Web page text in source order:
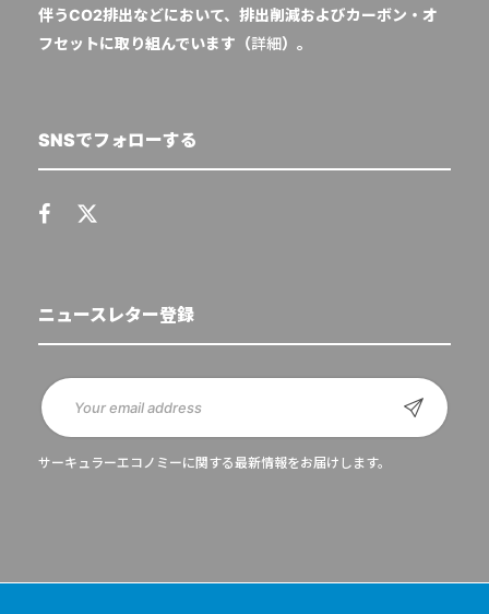
伴うCO2排出などにおいて、排出削減およびカーボン・オ
フセットに取り組んでいます（詳細）。
SNSでフォローする
ニュースレター登録
サーキュラーエコノミーに関する最新情報をお届けします。